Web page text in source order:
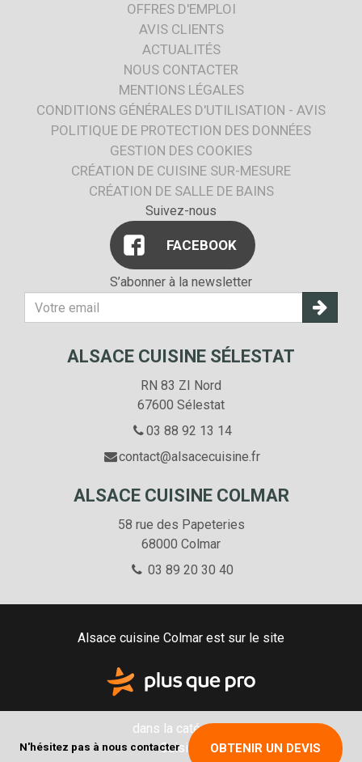
N'hésitez pas à nous contacter OBTENIR UN DEVIS
OFFRES D'EMPLOI
AVIS CLIENTS
ACTUALITÉS
NOUS CONTACTER
MENTIONS LÉGALES
CONDITIONS GÉNÉRALES D'UTILISATION - AVIS
POLITIQUE DE PROTECTION DES DONNÉES
GESTION DES COOKIES
CRÉATION DE CUISINE SUR-MESURE
CRÉATION DE SALLE DE BAINS
Suivez-nous
FACEBOOK
S’abonner à la newsletter
adresse
mail
ALSACE CUISINE SÉLESTAT
RN 83 ZI Nord
67600 Sélestat
03 88 92 13 14
contact@alsacecuisine.fr
ALSACE CUISINE COLMAR
58 rue des Papeteries
68000 Colmar
03 89 20 30 40
Alsace cuisine Colmar est sur le site
dans la catégorie
Cuisine